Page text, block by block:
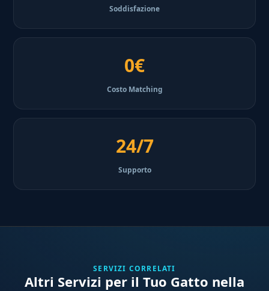
Soddisfazione
0€
Costo Matching
24/7
Supporto
SERVIZI CORRELATI
Altri Servizi per il Tuo Gatto nella